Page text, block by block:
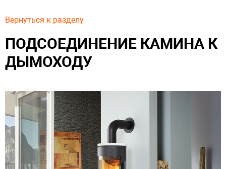
Вернуться к разделу
ПОДСОЕДИНЕНИЕ КАМИНА К
ДЫМОХОДУ